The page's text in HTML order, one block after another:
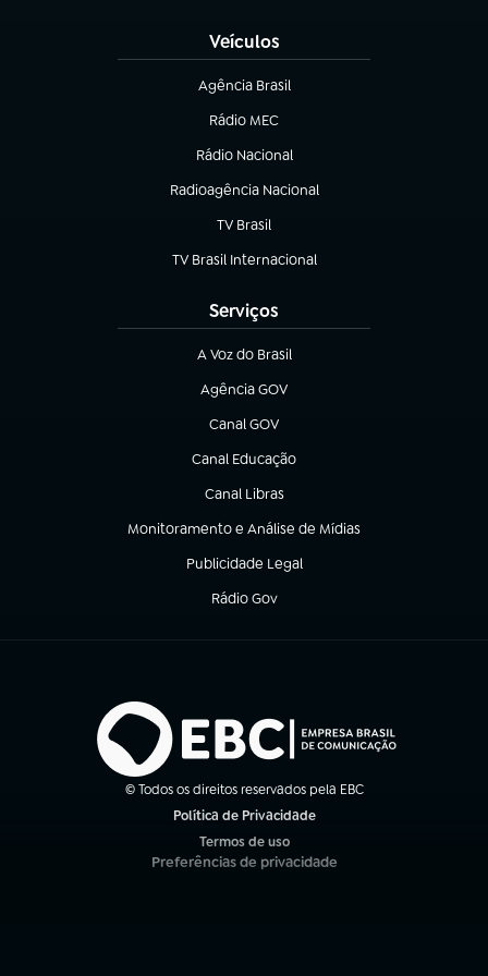
Veículos
Agência Brasil
(abre em nova aba)
Rádio MEC
(abre em nova aba)
Rádio Nacional
Radioagência Nacional
(abre em nova aba)
TV Brasil
(abre em nova aba)
TV Brasil Internacional
(abre em nova aba)
Serviços
A Voz do Brasil
(abre em nova aba)
Agência GOV
(abre em nova aba)
Canal GOV
(abre em nova aba)
Canal Educação
(abre em nova aba)
Canal Libras
(abre em nova aba)
Monitoramento e Análise de Mídias
(abre em nova aba)
Publicidade Legal
(abre em nova aba)
Rádio Gov
(abre em nova aba)
© Todos os direitos reservados pela EBC
Política de Privacidade
Termos de uso
(abre em nova aba)
Preferências de privacidade